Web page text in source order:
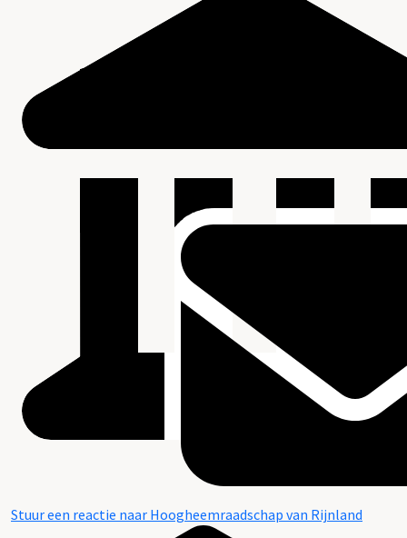
Stuur een reactie naar Hoogheemraadschap van Rijnland